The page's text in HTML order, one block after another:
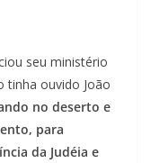
seu ministério
tinha ouvido João
no deserto e
para
da Judéia e